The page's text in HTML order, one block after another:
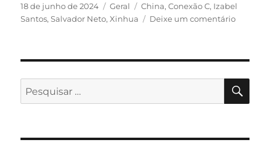
Publicado
em
18 de junho de 2024 Categorias
Geral Tags
China,Conexão C, Izabel
Santos,Salvador Neto,Xinhua Deixe um comentárioem
Neto
firmam
parceria
Pesquisar
por: